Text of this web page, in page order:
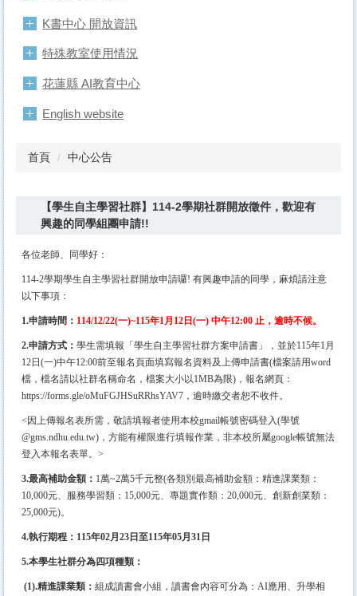
K書中心 開放資訊
特殊教室使用情況
花蓮縣 AI教育中心
English website
首頁 中心公告
【學生自主學習社群】114-2學期社群開放徵件，歡迎有
興趣的同學組團申請!!
各位老師、同學好：
114-2學期學生自主學習社群開放申請囉! 有興趣申請的同學，麻煩請注意
以下事項：
1.申請時間： 114/12/22(一)~115年1月12日(一) 中午12:00 止，逾時不候。
2.申請方式： 學生需填報「學生自主學習社群方案申請書」，並於115年1月
12日(一)中午12:00前至報名頁面填寫報名資料及上傳申請書(檔案請用word
檔，檔名請以社群名稱命名，檔案大小以1MB為限)，報名網頁：
https://forms.gle/oMuFGJHSuRRhsYAV7 ，逾時繳交者恕不收件。
<因上傳報名表所需，敬請填報者使用本校gmail帳號密碼登入(學號
@gms.ndhu.edu.tw)，方能有權限進行填報作業，非本校所屬google帳號無法
登入本報名表單。>
3.最高補助金額： 1萬~2萬5千元整(各類別最高補助金額：精進課業類：
10,000元、服務學習類：15,000元、專題實作類：20,000元、創新創業類：
25,000元)。
4.執行期程：115年02月23日至115年05月31日
5.本學生社群分為四項種類：
(1).精進課業類： 組成讀書會小組，讀書會內容可分為：AI應用、升學相